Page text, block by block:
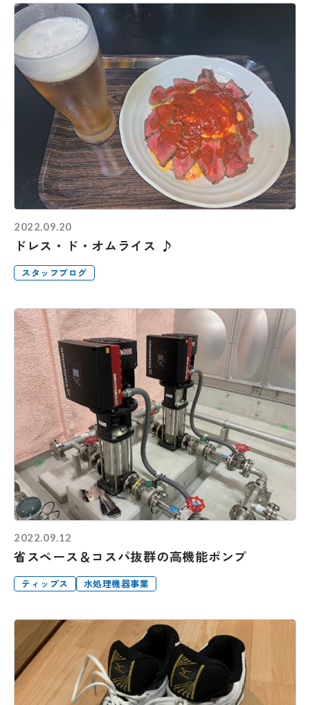
2022.09.20
ドレス・ド・オムライス ♪
スタッフブログ
2022.09.12
省スペース＆コスパ抜群の高機能ポンプ
ティップス 水処理機器事業